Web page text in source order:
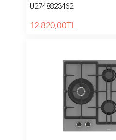
U2748823462
12.820,00TL